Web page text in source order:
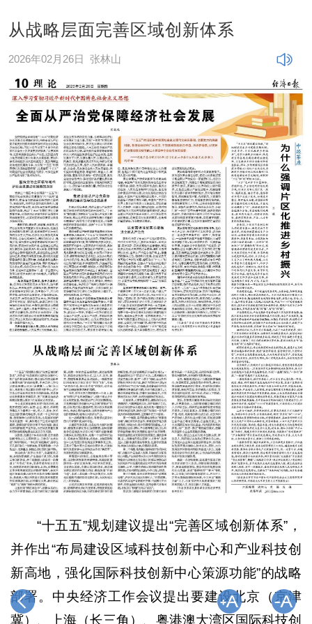
从战略层面完善区域创新体系
2026年02月26日 张林山
“十五五”规划建议提出“完善区域创新体系”，
并作出“布局建设区域科技创新中心和产业科技创
新高地，强化国际科技创新中心策源功能”的战略
部署。中央经济工作会议提出要建设北京（京津
冀）、上海（长三角）、粤港澳大湾区国际科技创